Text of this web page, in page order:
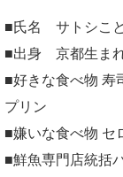
■氏名 サトシこ
■出身 京都生ま
■好きな食べ物 寿
プリン
■嫌いな食べ物 セ
■鮮魚専門店統括